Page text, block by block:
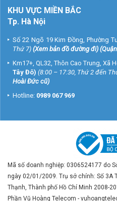
KHU VỰC MIỀN BẮC
Tp. Hà Nội
Số 22 Ngõ 19 Kim Đồng, Phường
Thứ 7) (Xem bản đồ đường đi)
Km17+, QL32, Thôn Cao Trung, Xã
Tây Đô) (8:00 – 17:30, Thứ 2 đến
Hoài Đức cũ)
Hotline: 0989 067 969
Mã số doanh nghiệp: 0306524177 do
ngày 02/01/2009. Trụ sở chính: Số 3A
Thạnh, Thành phố Hồ Chí Minh 2008-
Phần Vũ Hoàng Telecom -